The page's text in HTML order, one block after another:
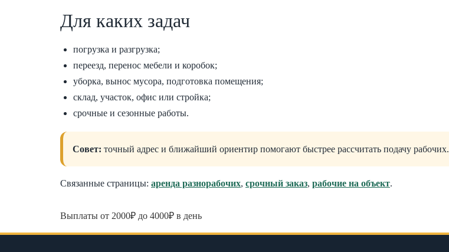
Для каких задач
погрузка и разгрузка;
переезд, перенос мебели и коробок;
уборка, вынос мусора, подготовка помещения;
склад, участок, офис или стройка;
срочные и сезонные работы.
Совет: точный адрес и ближайший ориентир помогают быстрее рассчитать подачу рабочих.
Связанные страницы: аренда разнорабочих, срочный заказ, рабочие на объект.
Выплаты от 2000₽ до 4000₽ в день